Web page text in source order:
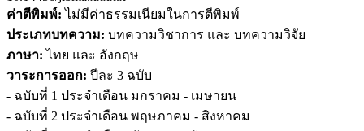
ค่าตีพิมพ์: ไม่มีค่าธรรมเนียมในการตีพิมพ์
ประเภทบทความ: บทความวิชาการ และ บทความวิจัย
ภาษา: ไทย และ อังกฤษ
วาระการออก: ปีละ 3 ฉบับ
- ฉบับที่ 1 ประจำเดือน มกราคม - เมษายน
- ฉบับที่ 2 ประจำเดือน พฤษภาคม - สิงหาคม